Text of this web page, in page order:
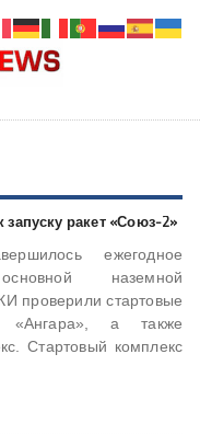
ракет «Союз-2»
ежегодное
наземной
проверили стартовые
а также
Стартовый комплекс